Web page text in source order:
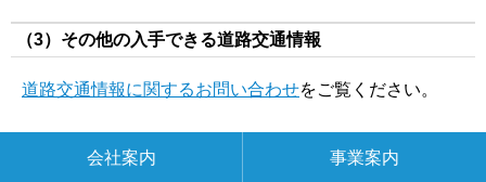
（3）その他の入手できる道路交通情報
道路交通情報に関するお問い合わせをご覧ください。
会社案内 事業案内